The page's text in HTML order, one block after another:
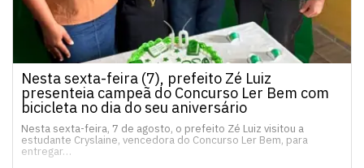
Nesta sexta-feira (7), prefeito Zé Luiz
presenteia campeã do Concurso Ler Bem com
bicicleta no dia do seu aniversário
Nesta sexta-feira, 7 de agosto, o prefeito Zé Luiz visitou a
estudante Cryslaine, vencedora do Concurso Ler Bem, para
entregar…